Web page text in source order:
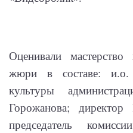
Оценивали
жюри в составе: и.о.
культуры
Горожанова;
председатель